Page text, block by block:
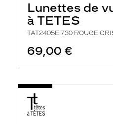
Lunettes de
à TETES
TAT2405E 730 ROUGE
69,00 €